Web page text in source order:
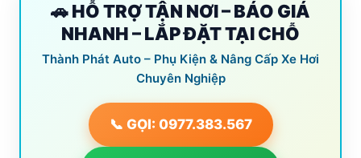
🚗 HỖ TRỢ TẬN NƠI – BÁO GIÁ
NHANH – LẮP ĐẶT TẠI CHỖ
Thành Phát Auto – Phụ Kiện & Nâng Cấp Xe Hơi
Chuyên Nghiệp
📞 GỌI: 0977.383.567